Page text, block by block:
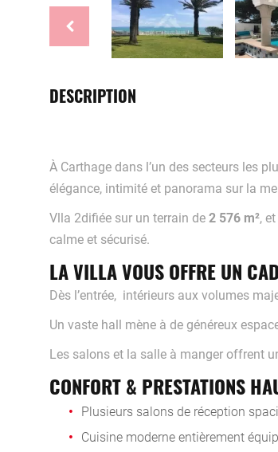
DESCRIPTION
À Carthage dans l’un des secteurs les
élégance, intimité et panorama sur la
Vlla 2difiée sur un terrain de 2 576 m²,
calme et sécurisé.
LA VILLA VOUS OFFRE UN
Dès l’entrée, intérieurs aux volumes
Un vaste hall mène à de généreux
Les salons et la salle à manger offrent
CONFORT & PRESTATIONS
Plusieurs salons de réception
Cuisine moderne entièrement